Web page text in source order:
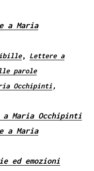
a Maria
, Lettere a
parole
Occhipinti,
a Maria Occhipinti
a Maria
ed emozioni